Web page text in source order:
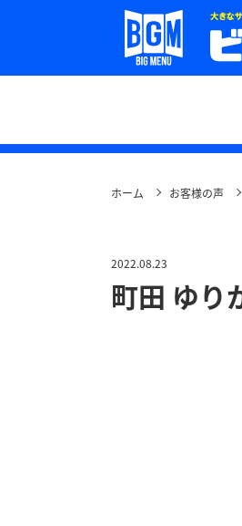
ホーム お客様の声
2022.08.23
町田 ゆり